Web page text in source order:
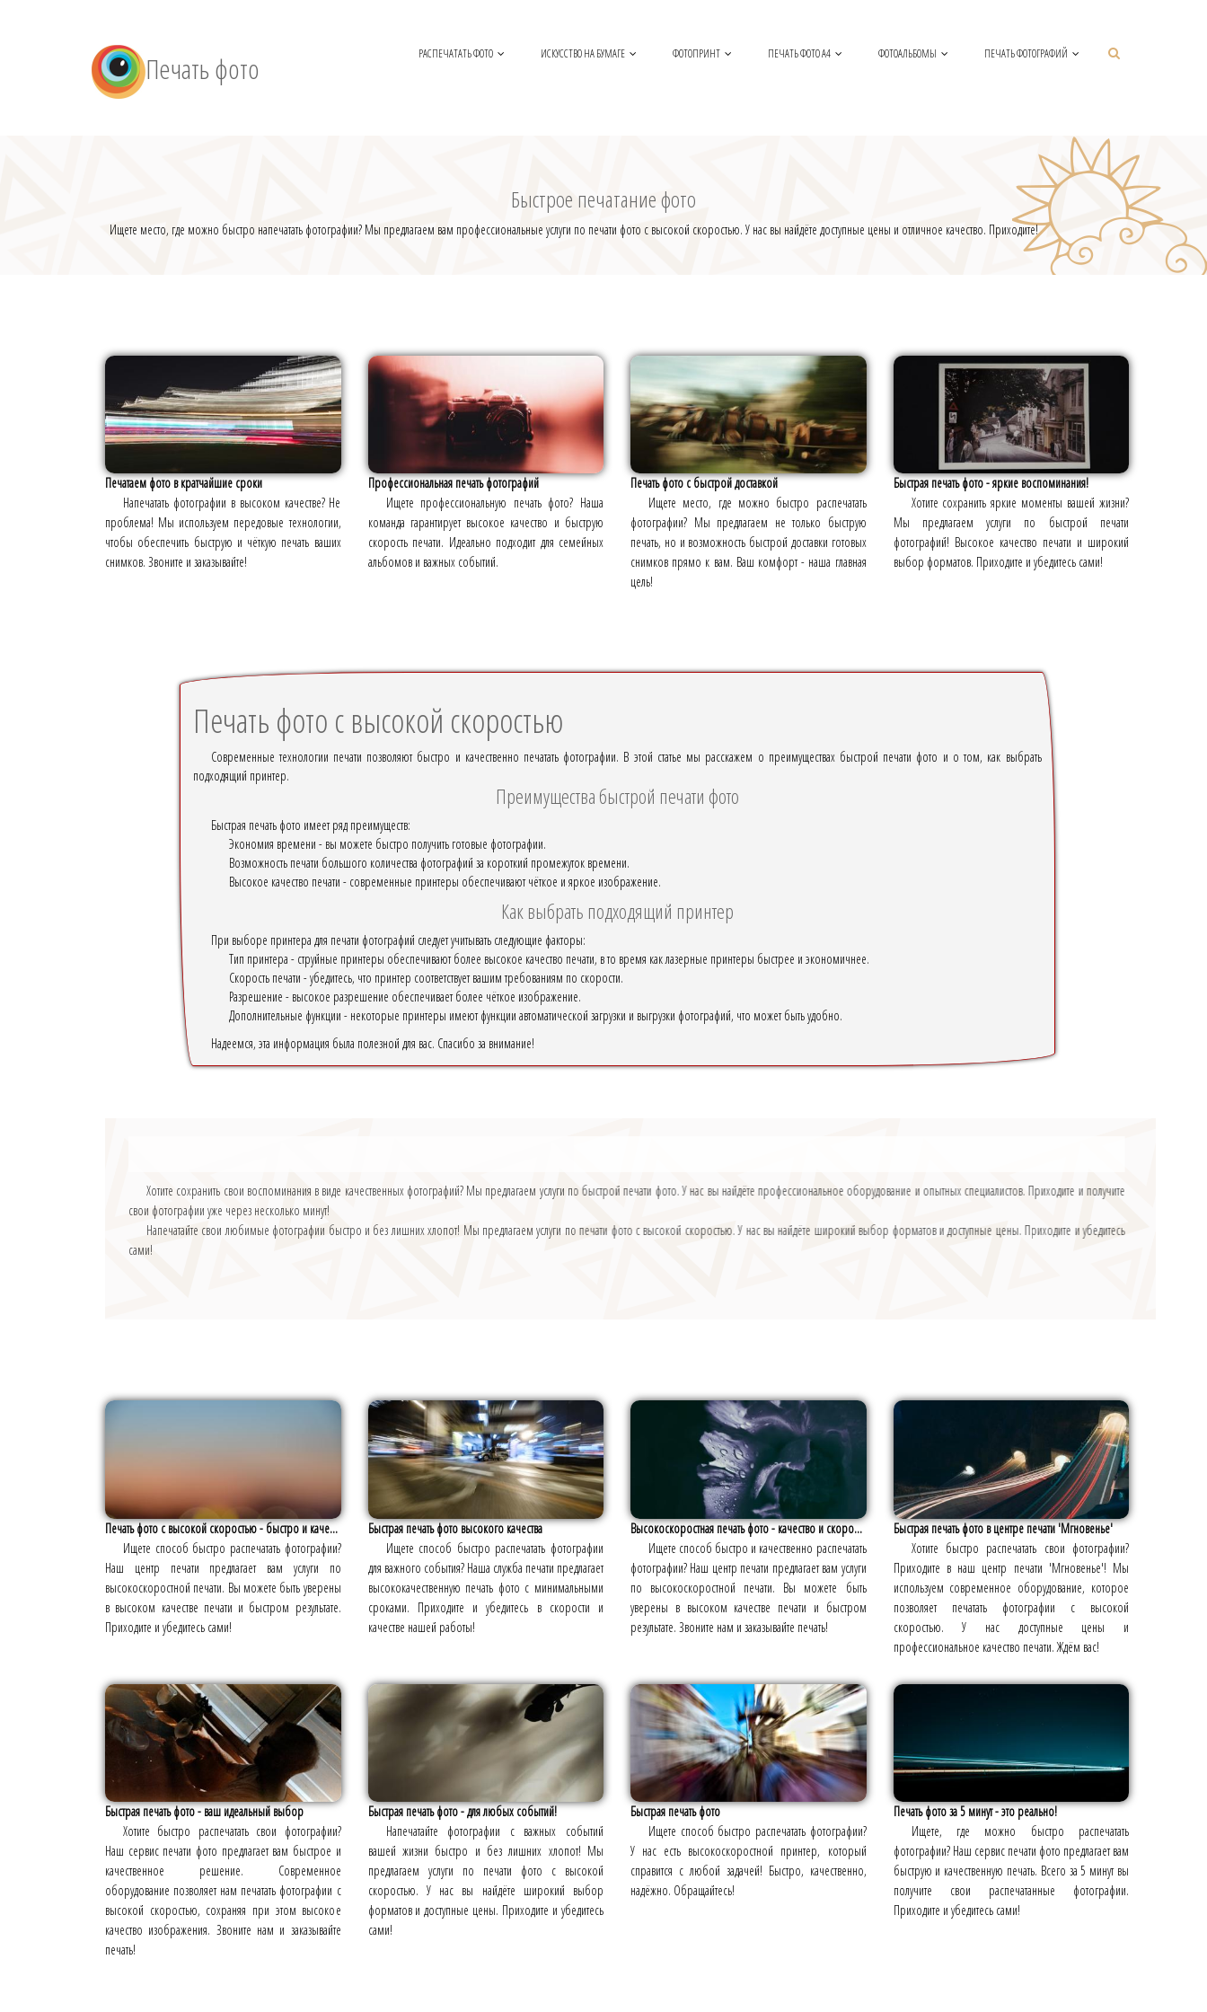
Печать фото РАСПЕЧАТАТЬ ФОТО ИСКУССТВО НА БУМАГЕ ФОТОПРИНТ ПЕЧАТЬ ФОТО А4 ФОТОАЛЬБОМЫ ПЕЧАТЬ ФОТОГРАФИЙ
Быстрое печатание фото
Ищете место, где можно быстро напечатать фотографии? Мы предлагаем вам профессиональные услуги по печати фото с высокой скоростью. У нас вы найдёте доступные цены и отличное качество. Приходите!
Печатаем фото в кратчайшие сроки
Напечатать фотографии в высоком качестве? Не
проблема! Мы используем передовые технологии,
чтобы обеспечить быструю и чёткую печать ваших
снимков. Звоните и заказывайте!
Профессиональная печать фотографий
Ищете профессиональную печать фото? Наша
команда гарантирует высокое качество и быструю
скорость печати. Идеально подходит для семейных
альбомов и важных событий.
Печать фото с быстрой доставкой
Ищете место, где можно быстро распечатать
фотографии? Мы предлагаем не только быструю
печать, но и возможность быстрой доставки готовых
снимков прямо к вам. Ваш комфорт - наша главная
цель!
Быстрая печать фото - яркие воспоминания!
Хотите сохранить яркие моменты вашей жизни?
Мы предлагаем услуги по быстрой печати
фотографий! Высокое качество печати и широкий
выбор форматов. Приходите и убедитесь сами!
Печать фото с высокой скоростью
Современные технологии печати позволяют быстро и качественно печатать фотографии. В этой статье мы расскажем о преимуществах быстрой печати фото и о том, как выбрать
подходящий принтер.
Преимущества быстрой печати фото
Быстрая печать фото имеет ряд преимуществ:
Экономия времени - вы можете быстро получить готовые фотографии.
Возможность печати большого количества фотографий за короткий промежуток времени.
Высокое качество печати - современные принтеры обеспечивают чёткое и яркое изображение.
Как выбрать подходящий принтер
При выборе принтера для печати фотографий следует учитывать следующие факторы:
Тип принтера - струйные принтеры обеспечивают более высокое качество печати, в то время как лазерные принтеры быстрее и экономичнее.
Скорость печати - убедитесь, что принтер соответствует вашим требованиям по скорости.
Разрешение - высокое разрешение обеспечивает более чёткое изображение.
Дополнительные функции - некоторые принтеры имеют функции автоматической загрузки и выгрузки фотографий, что может быть удобно.
Надеемся, эта информация была полезной для вас. Спасибо за внимание!
Хотите сохранить свои воспоминания в виде качественных фотографий? Мы предлагаем услуги по быстрой печати фото. У нас вы найдёте профессиональное оборудование и опытных специалистов. Приходите и получите
свои фотографии уже через несколько минут!
Напечатайте свои любимые фотографии быстро и без лишних хлопот! Мы предлагаем услуги по печати фото с высокой скоростью. У нас вы найдёте широкий выбор форматов и доступные цены. Приходите и убедитесь
сами!
Печать фото с высокой скоростью - быстро и каче...
Ищете способ быстро распечатать фотографии?
Наш центр печати предлагает вам услуги по
высокоскоростной печати. Вы можете быть уверены
в высоком качестве печати и быстром результате.
Приходите и убедитесь сами!
Быстрая печать фото высокого качества
Ищете способ быстро распечатать фотографии
для важного события? Наша служба печати предлагает
высококачественную печать фото с минимальными
сроками. Приходите и убедитесь в скорости и
качестве нашей работы!
Высокоскоростная печать фото - качество и скоро...
Ищете способ быстро и качественно распечатать
фотографии? Наш центр печати предлагает вам услуги
по высокоскоростной печати. Вы можете быть
уверены в высоком качестве печати и быстром
результате. Звоните нам и заказывайте печать!
Быстрая печать фото в центре печати 'Мгновенье'
Хотите быстро распечатать свои фотографии?
Приходите в наш центр печати 'Мгновенье'! Мы
используем современное оборудование, которое
позволяет печатать фотографии с высокой
скоростью. У нас доступные цены и
профессиональное качество печати. Ждём вас!
Быстрая печать фото - ваш идеальный выбор
Хотите быстро распечатать свои фотографии?
Наш сервис печати фото предлагает вам быстрое и
качественное решение. Современное
оборудование позволяет нам печатать фотографии с
высокой скоростью, сохраняя при этом высокое
качество изображения. Звоните нам и заказывайте
печать!
Быстрая печать фото - для любых событий!
Напечатайте фотографии с важных событий
вашей жизни быстро и без лишних хлопот! Мы
предлагаем услуги по печати фото с высокой
скоростью. У нас вы найдёте широкий выбор
форматов и доступные цены. Приходите и убедитесь
сами!
Быстрая печать фото
Ищете способ быстро распечатать фотографии?
У нас есть высокоскоростной принтер, который
справится с любой задачей! Быстро, качественно,
надёжно. Обращайтесь!
Печать фото за 5 минут - это реально!
Ищете, где можно быстро распечатать
фотографии? Наш сервис печати фото предлагает вам
быструю и качественную печать. Всего за 5 минут вы
получите свои распечатанные фотографии.
Приходите и убедитесь сами!